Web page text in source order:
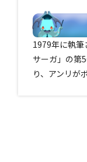
1979年に執筆
サーガ」の第
り、アンリが